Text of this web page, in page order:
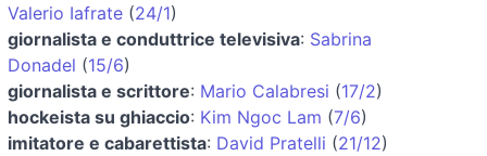
Valerio Iafrate (24/1)
giornalista e conduttrice televisiva: Sabrina
Donadel (15/6)
giornalista e scrittore: Mario Calabresi (17/2)
hockeista su ghiaccio: Kim Ngoc Lam (7/6)
imitatore e cabarettista: David Pratelli (21/12)